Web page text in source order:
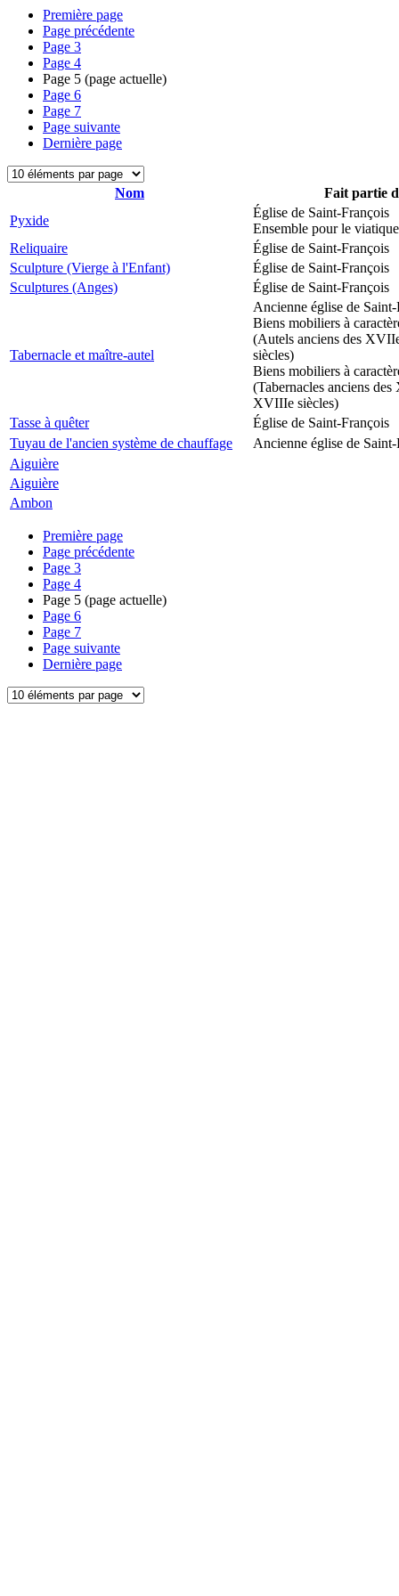
Première page
Page précédente
Page 3
Page 4
Page 5 (page actuelle)
Page 6
Page 7
Page suivante
Dernière page
Nom
Fait partie
Pyxide
Église de Saint-François
Ensemble pour le viatique
Reliquaire
Église de Saint-François
Sculpture (Vierge à l'Enfant)
Église de Saint-François
Sculptures (Anges)
Église de Saint-François
Tabernacle et maître-autel
Ancienne église de Saint-
Biens mobiliers à
(Autels anciens des
siècles)
Biens mobiliers à
(Tabernacles anciens
XVIIIe siècles)
Tasse à quêter
Église de Saint-François
Tuyau de l'ancien système de chauffage
Ancienne église de Saint-
Aiguière
Aiguière
Ambon
Première page
Page précédente
Page 3
Page 4
Page 5 (page actuelle)
Page 6
Page 7
Page suivante
Dernière page